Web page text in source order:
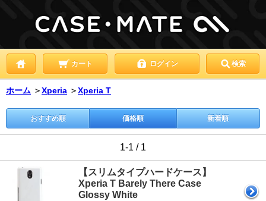
カート ログイン 検索
ホーム ＞Xperia ＞Xperia T
おすすめ順 価格順 新着順
1-1 / 1
【スリムタイプハードケース】
Xperia T Barely There Case
Glossy White